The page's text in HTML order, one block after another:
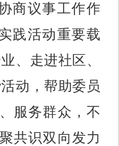
商议事工作作
践活动重要载
、走进社区、
活动，帮助委员
服务群众，不
共识双向发力